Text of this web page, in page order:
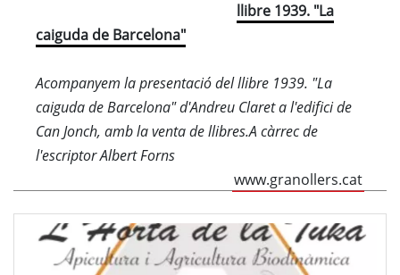
llibre 1939. "La
caiguda de Barcelona"
Acompanyem la presentació del llibre 1939. "La
caiguda de Barcelona" d'Andreu Claret a l'edifici de
Can Jonch, amb la venta de llibres.A càrrec de
l'escriptor Albert Forns
www.granollers.cat